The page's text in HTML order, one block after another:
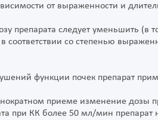
от выраженности и
препарата следует уменьшить (в
соответствии со степенью
функции почек препарат
приеме изменение дозы
при КК более 50 мл/мин препарат